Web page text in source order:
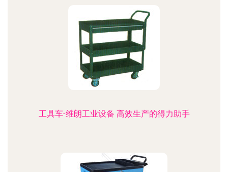
工具车-维朗工业设备 高效生产的得力助手